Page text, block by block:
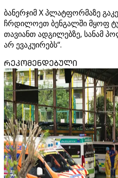
ბანერჯიმ X პლატფორმაზე
ჩრდილოეთ ბენგალში მყოფ
თავიანთ ადგილებზე, სანამ
არ ევაკუირებს“.
ᲠᲔᲙᲝᲛᲔᲜᲓᲔᲑᲣᲚᲘ